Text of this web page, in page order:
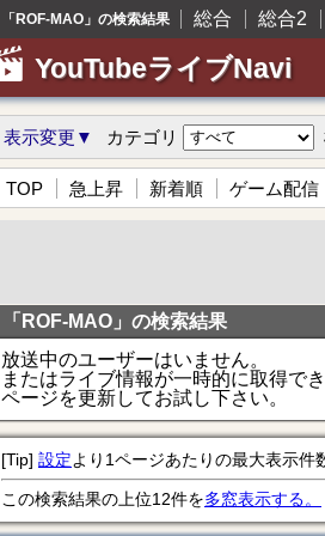
「ROF-MAO」の検索結果 総合 総合2
YouTubeライブNavi
表示変更▼ カテゴリ
TOP 急上昇 新着順 ゲーム配信
「ROF-MAO」の検索結果
放送中のユーザーはいません。
またはライブ情報が一時的に取得で
ページを更新してお試し下さい。
[Tip] 設定より1ページあたりの最大表示件
この検索結果の上位12件を多窓表示する。